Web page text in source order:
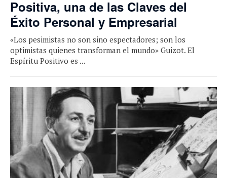
Positiva, una de las Claves del
Éxito Personal y Empresarial
«Los pesimistas no son sino espectadores; son los
optimistas quienes transforman el mundo» Guizot. El
Espíritu Positivo es ...